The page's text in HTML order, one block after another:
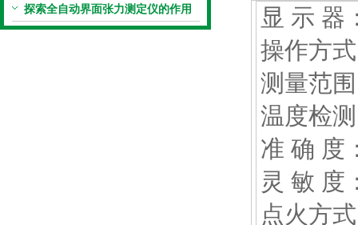
探索全自动界面张力测定仪的作用
显 示 器
操作
测量范
温度检
准 确
灵 敏 度
点火方